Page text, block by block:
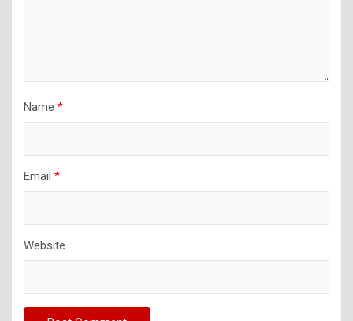
Name *
Email *
Website